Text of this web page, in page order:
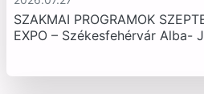
SZAKMAI PROGRAMOK
EXPO – Székesfehérvár Alba-